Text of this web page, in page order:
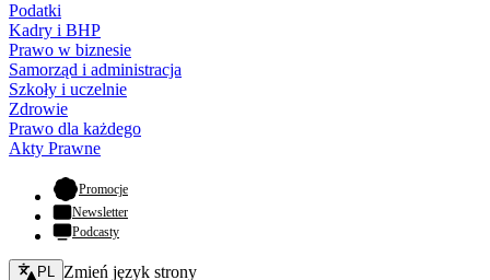
Podatki
Kadry i BHP
Prawo w biznesie
Samorząd i administracja
Szkoły i uczelnie
Zdrowie
Prawo dla każdego
Akty Prawne
Promocje- otwiera się w nowej karcie
Newsletter
Podcasty
Zmień język - bieżący:
PL Zmień język strony